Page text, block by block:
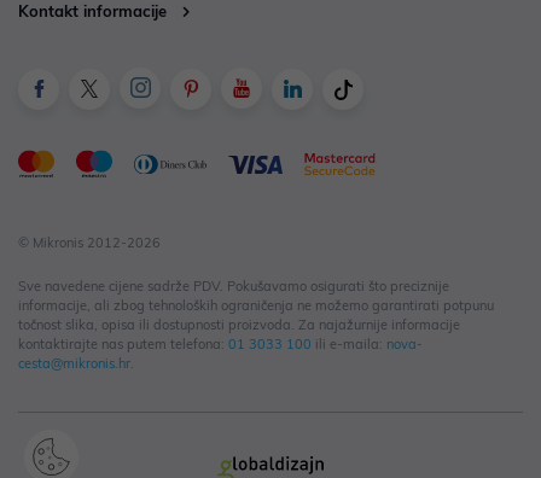
Kontakt informacije
© Mikronis 2012-2026
Sve navedene cijene sadrže PDV. Pokušavamo osigurati što preciznije
informacije, ali zbog tehnoloških ograničenja ne možemo garantirati potpunu
točnost slika, opisa ili dostupnosti proizvoda. Za najažurnije informacije
kontaktirajte nas putem telefona: 01 3033 100 ili e-maila: nova-
cesta@mikronis.hr.